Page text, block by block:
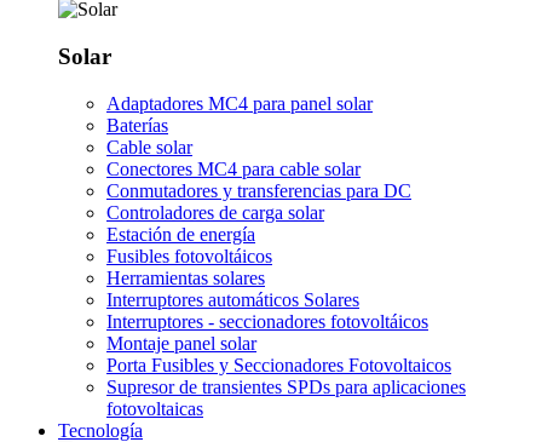
Solar
Adaptadores MC4 para panel solar
Baterías
Cable solar
Conectores MC4 para cable solar
Conmutadores y transferencias para DC
Controladores de carga solar
Estación de energía
Fusibles fotovoltáicos
Herramientas solares
Interruptores automáticos Solares
Interruptores - seccionadores fotovoltáicos
Montaje panel solar
Porta Fusibles y Seccionadores Fotovoltaicos
Supresor de transientes SPDs para aplicaciones
fotovoltaicas
Tecnología